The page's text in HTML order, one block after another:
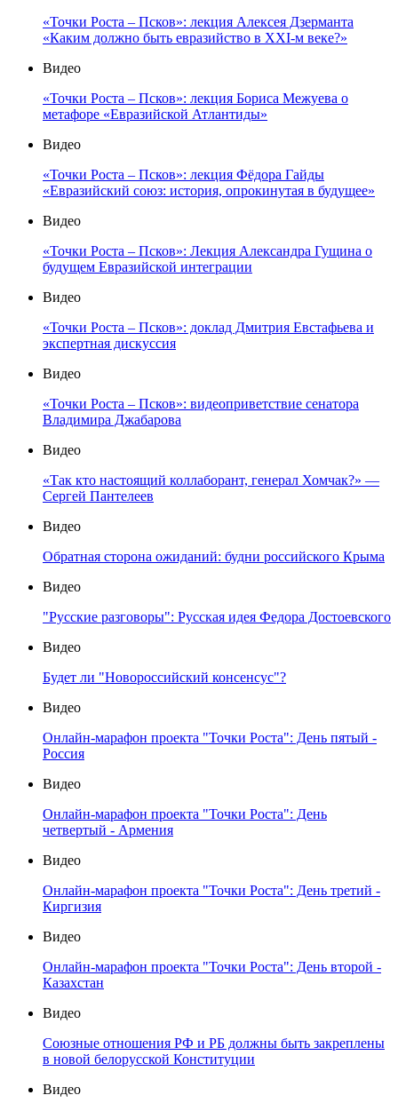
«Точки Роста – Псков»: лекция Алексея Дзерманта
«Каким должно быть евразийство в XXI-м веке?»
Видео
«Точки Роста – Псков»: лекция Бориса Межуева о
метафоре «Евразийской Атлантиды»
Видео
«Точки Роста – Псков»: лекция Фёдора Гайды
«Евразийский союз: история, опрокинутая в будущее»
Видео
«Точки Роста – Псков»: Лекция Александра Гущина о
будущем Евразийской интеграции
Видео
«Точки Роста – Псков»: доклад Дмитрия Евстафьева и
экспертная дискуссия
Видео
«Точки Роста – Псков»: видеоприветствие сенатора
Владимира Джабарова
Видео
«Так кто настоящий коллаборант, генерал Хомчак?» —
Сергей Пантелеев
Видео
Обратная сторона ожиданий: будни российского Крыма
Видео
"Русские разговоры": Русская идея Федора Достоевского
Видео
Будет ли "Новороссийский консенсус"?
Видео
Онлайн-марафон проекта "Точки Роста": День пятый -
Россия
Видео
Онлайн-марафон проекта "Точки Роста": День
четвертый - Армения
Видео
Онлайн-марафон проекта "Точки Роста": День третий -
Киргизия
Видео
Онлайн-марафон проекта "Точки Роста": День второй -
Казахстан
Видео
Союзные отношения РФ и РБ должны быть закреплены
в новой белорусской Конституции
Видео